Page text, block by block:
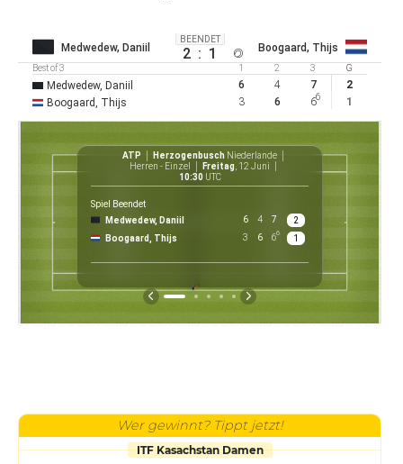
Medwedew, Daniil
BEENDET
2 : 1 Boogaard, Thijs
Best of 3 1 2 3 G
Medwedew, Daniil 6 4 7
2
Boogaard, Thijs
3 6 66 1
ATP Herzogenbusch Niederlande
Herren - Einzel
Freitag , 12 Juni
10:30
UTC
Spiel Beendet
Medwedew, Daniil
6 4 7
2
Boogaard, Thijs
3 6 66
1
Wer gewinnt? Tippt jetzt!
ITF Kasachstan Damen